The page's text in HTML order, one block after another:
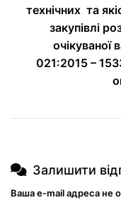
технічних та
закупівлі
очікуваної
021:2015 –
Залишити
Ваша e-mail адреса не